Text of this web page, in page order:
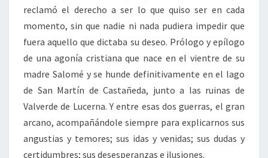
reclamó el derecho a ser lo que quiso ser en cada
momento, sin que nadie ni nada pudiera impedir que
fuera aquello que dictaba su deseo. Prólogo y epílogo
de una agonía cristiana que nace en el vientre de su
madre Salomé y se hunde definitivamente en el lago
de San Martín de Castañeda, junto a las ruinas de
Valverde de Lucerna. Y entre esas dos guerras, el gran
arcano, acompañándole siempre para explicarnos sus
angustias y temores; sus idas y venidas; sus dudas y
certidumbres; sus desesperanzas e ilusiones.